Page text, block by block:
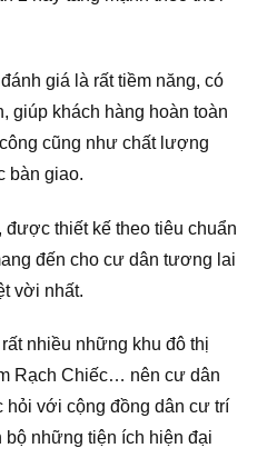
giá là rất tiềm năng, có
giúp khách hàng hoàn toàn
cũng như chất lượng
bàn giao.
được thiết kế theo tiêu chuẩn
đến cho cư dân tương lai
vời nhất.
nhiều những khu đô thị
Rạch Chiếc… nên cư dân
với cộng đồng dân cư trí
những tiện ích hiện đại